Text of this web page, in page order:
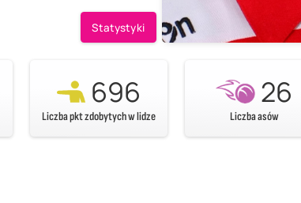
Statystyki
696
Liczba pkt zdobytych w lidze
26
Liczba asów